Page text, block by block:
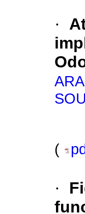
·
(
·